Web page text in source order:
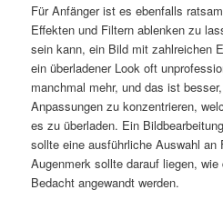
Für Anfänger ist es ebenfalls
Effekten und Filtern ablenken zu
sein kann, ein Bild mit zahlreichen
ein überladener Look oft
manchmal mehr, und das ist
Anpassungen zu konzentrieren,
es zu überladen. Ein
sollte eine ausführliche Auswahl an
Augenmerk sollte darauf liegen,
Bedacht angewandt werden.